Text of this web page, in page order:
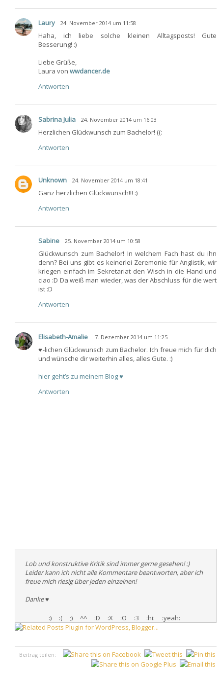
Laury 24. November 2014 um 11:58
Haha, ich liebe solche kleinen Alltagsposts! Gute
Besserung! :)
Liebe Grüße,
Laura von wwdancer.de
Antworten
Sabrina Julia 24. November 2014 um 16:03
Herzlichen Glückwunsch zum Bachelor! ((:
Antworten
Unknown 24. November 2014 um 18:41
Ganz herzlichen Glückwunsch!!! :)
Antworten
Sabine 25. November 2014 um 10:58
Glückwunsch zum Bachelor! In welchem Fach hast du ihn
denn? Bei uns gibt es keinerlei Zeremonie für Anglistik, wir
kriegen einfach im Sekretariat den Wisch in die Hand und
ciao :D Da weiß man wieder, was der Abschluss für die wert
ist :D
Antworten
Elisabeth-Amalie 7. Dezember 2014 um 11:25
♥-lichen Glückwunsch zum Bachelor. Ich freue mich für dich
und wünsche dir weiterhin alles, alles Gute. :)
hier geht’s zu meinem Blog ♥
Antworten
Lob und konstruktive Kritik sind immer gerne gesehen! :)
Leider kann ich nicht alle Kommentare beantworten, aber ich
freue mich riesig über jeden einzelnen!
Danke♥
:) :( ;) ^^ :D :X :O :3 :hi: :yeah:
♥
Beitrag teilen: